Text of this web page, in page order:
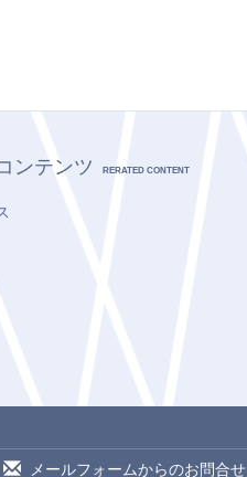
ンテンツ RERATED CONTENT
メールフォームからのお問合せ